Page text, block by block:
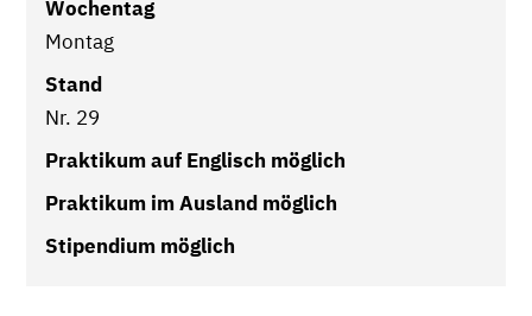
Montag
Nr. 29